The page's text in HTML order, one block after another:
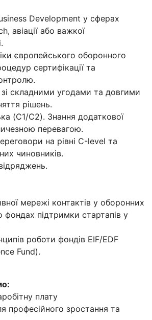
Development у сферах
авіації або важкої
європейського оборонного
сертифікації та
складними угодами та довгими
рішень.
(C1/C2). Знання додаткової
перевагою.
на рівні С-level та
чиновників.
мережі контактів у оборонних
фондах підтримки стартапів у
роботи фондів EIF/EDF
Fund).
плату
професійного зростання та